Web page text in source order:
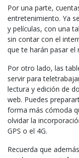
Por una parte,
entretenimiento. Ya
y películas, con una
sin contar con el
que te harán pasar
Por otro lado, las
servir para
lectura y edición de
web. Puedes
forma más cómoda
olvidar la
GPS o el 4G.
Recuerda que